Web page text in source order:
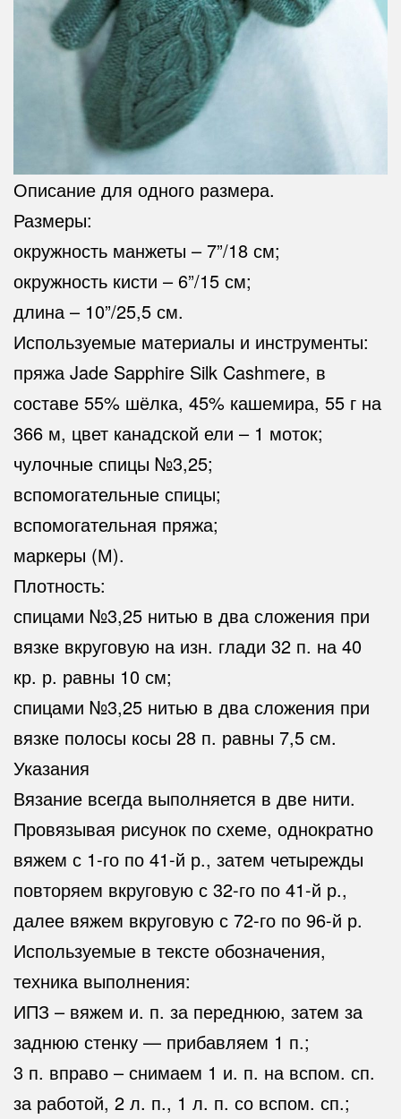
Описание для одного размера.
Размеры:
окружность манжеты – 7”/18 см;
окружность кисти – 6”/15 см;
длина – 10”/25,5 см.
Используемые материалы и инструменты:
пряжа Jade Sapphire Silk Cashmere, в
составе 55% шёлка, 45% кашемира, 55 г на
366 м, цвет канадской ели – 1 моток;
чулочные спицы №3,25;
вспомогательные спицы;
вспомогательная пряжа;
маркеры (М).
Плотность:
спицами №3,25 нитью в два сложения при
вязке вкруговую на изн. глади 32 п. на 40
кр. р. равны 10 см;
спицами №3,25 нитью в два сложения при
вязке полосы косы 28 п. равны 7,5 см.
Указания
Вязание всегда выполняется в две нити.
Провязывая рисунок по схеме, однократно
вяжем с 1-го по 41-й р., затем четырежды
повторяем вкруговую с 32-го по 41-й р.,
далее вяжем вкруговую с 72-го по 96-й р.
Используемые в тексте обозначения,
техника выполнения:
ИПЗ – вяжем и. п. за переднюю, затем за
заднюю стенку — прибавляем 1 п.;
3 п. вправо – снимаем 1 и. п. на вспом. сп.
за работой, 2 л. п., 1 л. п. со вспом. сп.;